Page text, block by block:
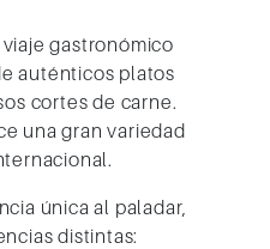
gastronómico
auténticos platos
cortes de carne.
una gran variedad
única al paladar,
distintas: